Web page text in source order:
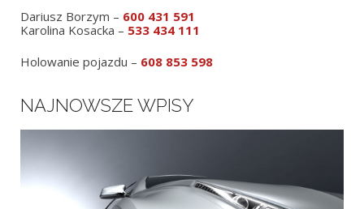
Dariusz Borzym – 600 431 591
Karolina Kosacka – 533 434 111
Holowanie pojazdu – 608 853 598
NAJNOWSZE WPISY